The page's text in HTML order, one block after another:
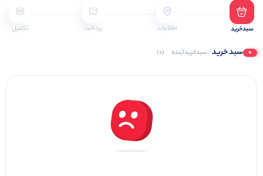
سبدخرید اطلاعات پرداخت تکمیل
0 سبد خرید/سبدخرید‌آینده (0)